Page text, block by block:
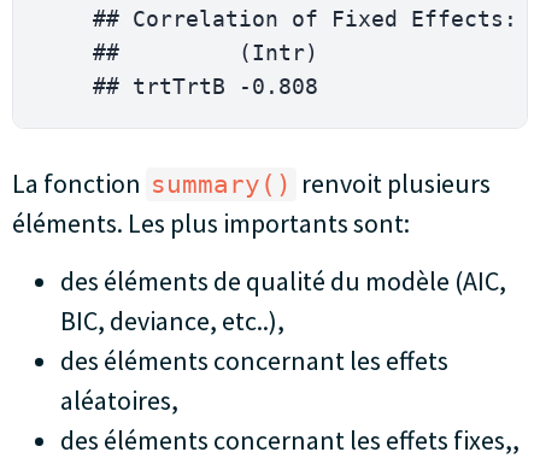
    ##
Correlation of Fixed Effects :
    ##
(Intr)
    ## trtTrtB
-0.808
La fonction summary() renvoit plusieurs
éléments. Les plus importants sont:
des éléments de qualité du modèle (AIC,
BIC, deviance, etc..),
des éléments concernant les effets
aléatoires,
des éléments concernant les effets fixes,,